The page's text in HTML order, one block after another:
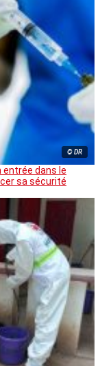
© DR
entrée dans le
sa sécurité